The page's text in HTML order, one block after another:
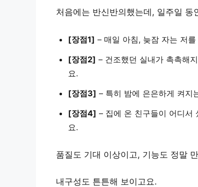
처음에는 반신반의했는데, 일주일
[장점1] – 매일 아침, 늦잠 자는 저
[장점2] – 건조했던 실내가 촉촉해
요.
[장점3] – 특히 밤에 은은하게 켜지
[장점4] – 집에 온 친구들이 어디서
요.
품질도 기대 이상이고, 기능도 정말
내구성도 튼튼해 보이고요.